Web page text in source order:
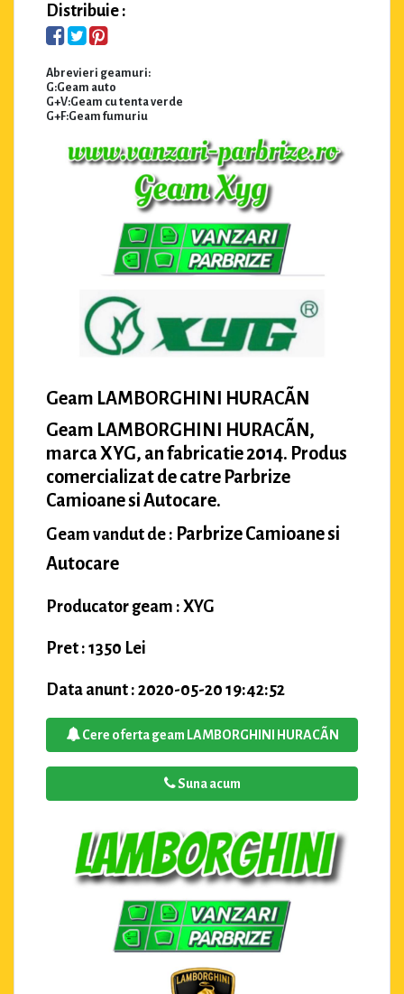
Distribuie :
Abrevieri geamuri:
G:Geam auto
G+V:Geam cu tenta verde
G+F:Geam fumuriu
Geam LAMBORGHINI HURACÃN
Geam LAMBORGHINI HURACÃN,
marca XYG, an fabricatie 2014. Produs
comercializat de catre Parbrize
Camioane si Autocare.
Geam vandut de : Parbrize Camioane si
Autocare
Producator geam : XYG
Pret : 1350 Lei
Data anunt : 2020-05-20 19:42:52
Cere oferta geam LAMBORGHINI HURACÃN
Suna acum